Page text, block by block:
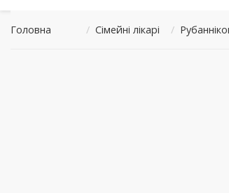
Головна / Сімейні лікарі /